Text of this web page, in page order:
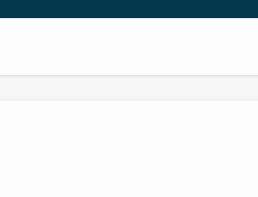
たり悩んでいる方々が簡単に痩せることが出来るよう